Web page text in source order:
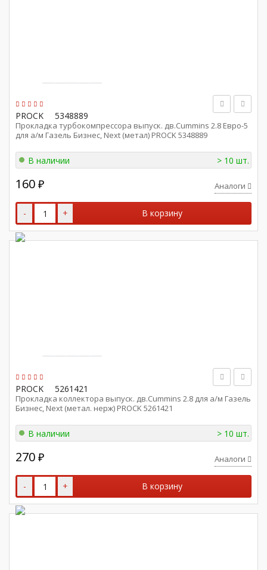
PROCK 5348889
Прокладка турбокомпрессора выпуск. дв.Cummins 2.8 Евро-5
для а/м Газель Бизнес, Next (метал) PROCK 5348889
В наличии > 10 шт.
160 ₽ Аналоги
- + В корзину
PROCK 5261421
Прокладка коллектора выпуск. дв.Cummins 2.8 для а/м Газель
Бизнес, Next (метал. нерж) PROCK 5261421
В наличии > 10 шт.
270 ₽ Аналоги
- + В корзину